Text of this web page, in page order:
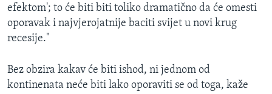
efektom'; to će biti biti toliko dramatično da će omesti
oporavak i najvjerojatnije baciti svijet u novi krug
recesije."
Bez obzira kakav će biti ishod, ni jednom od
kontinenata neće biti lako oporaviti se od toga, kaže